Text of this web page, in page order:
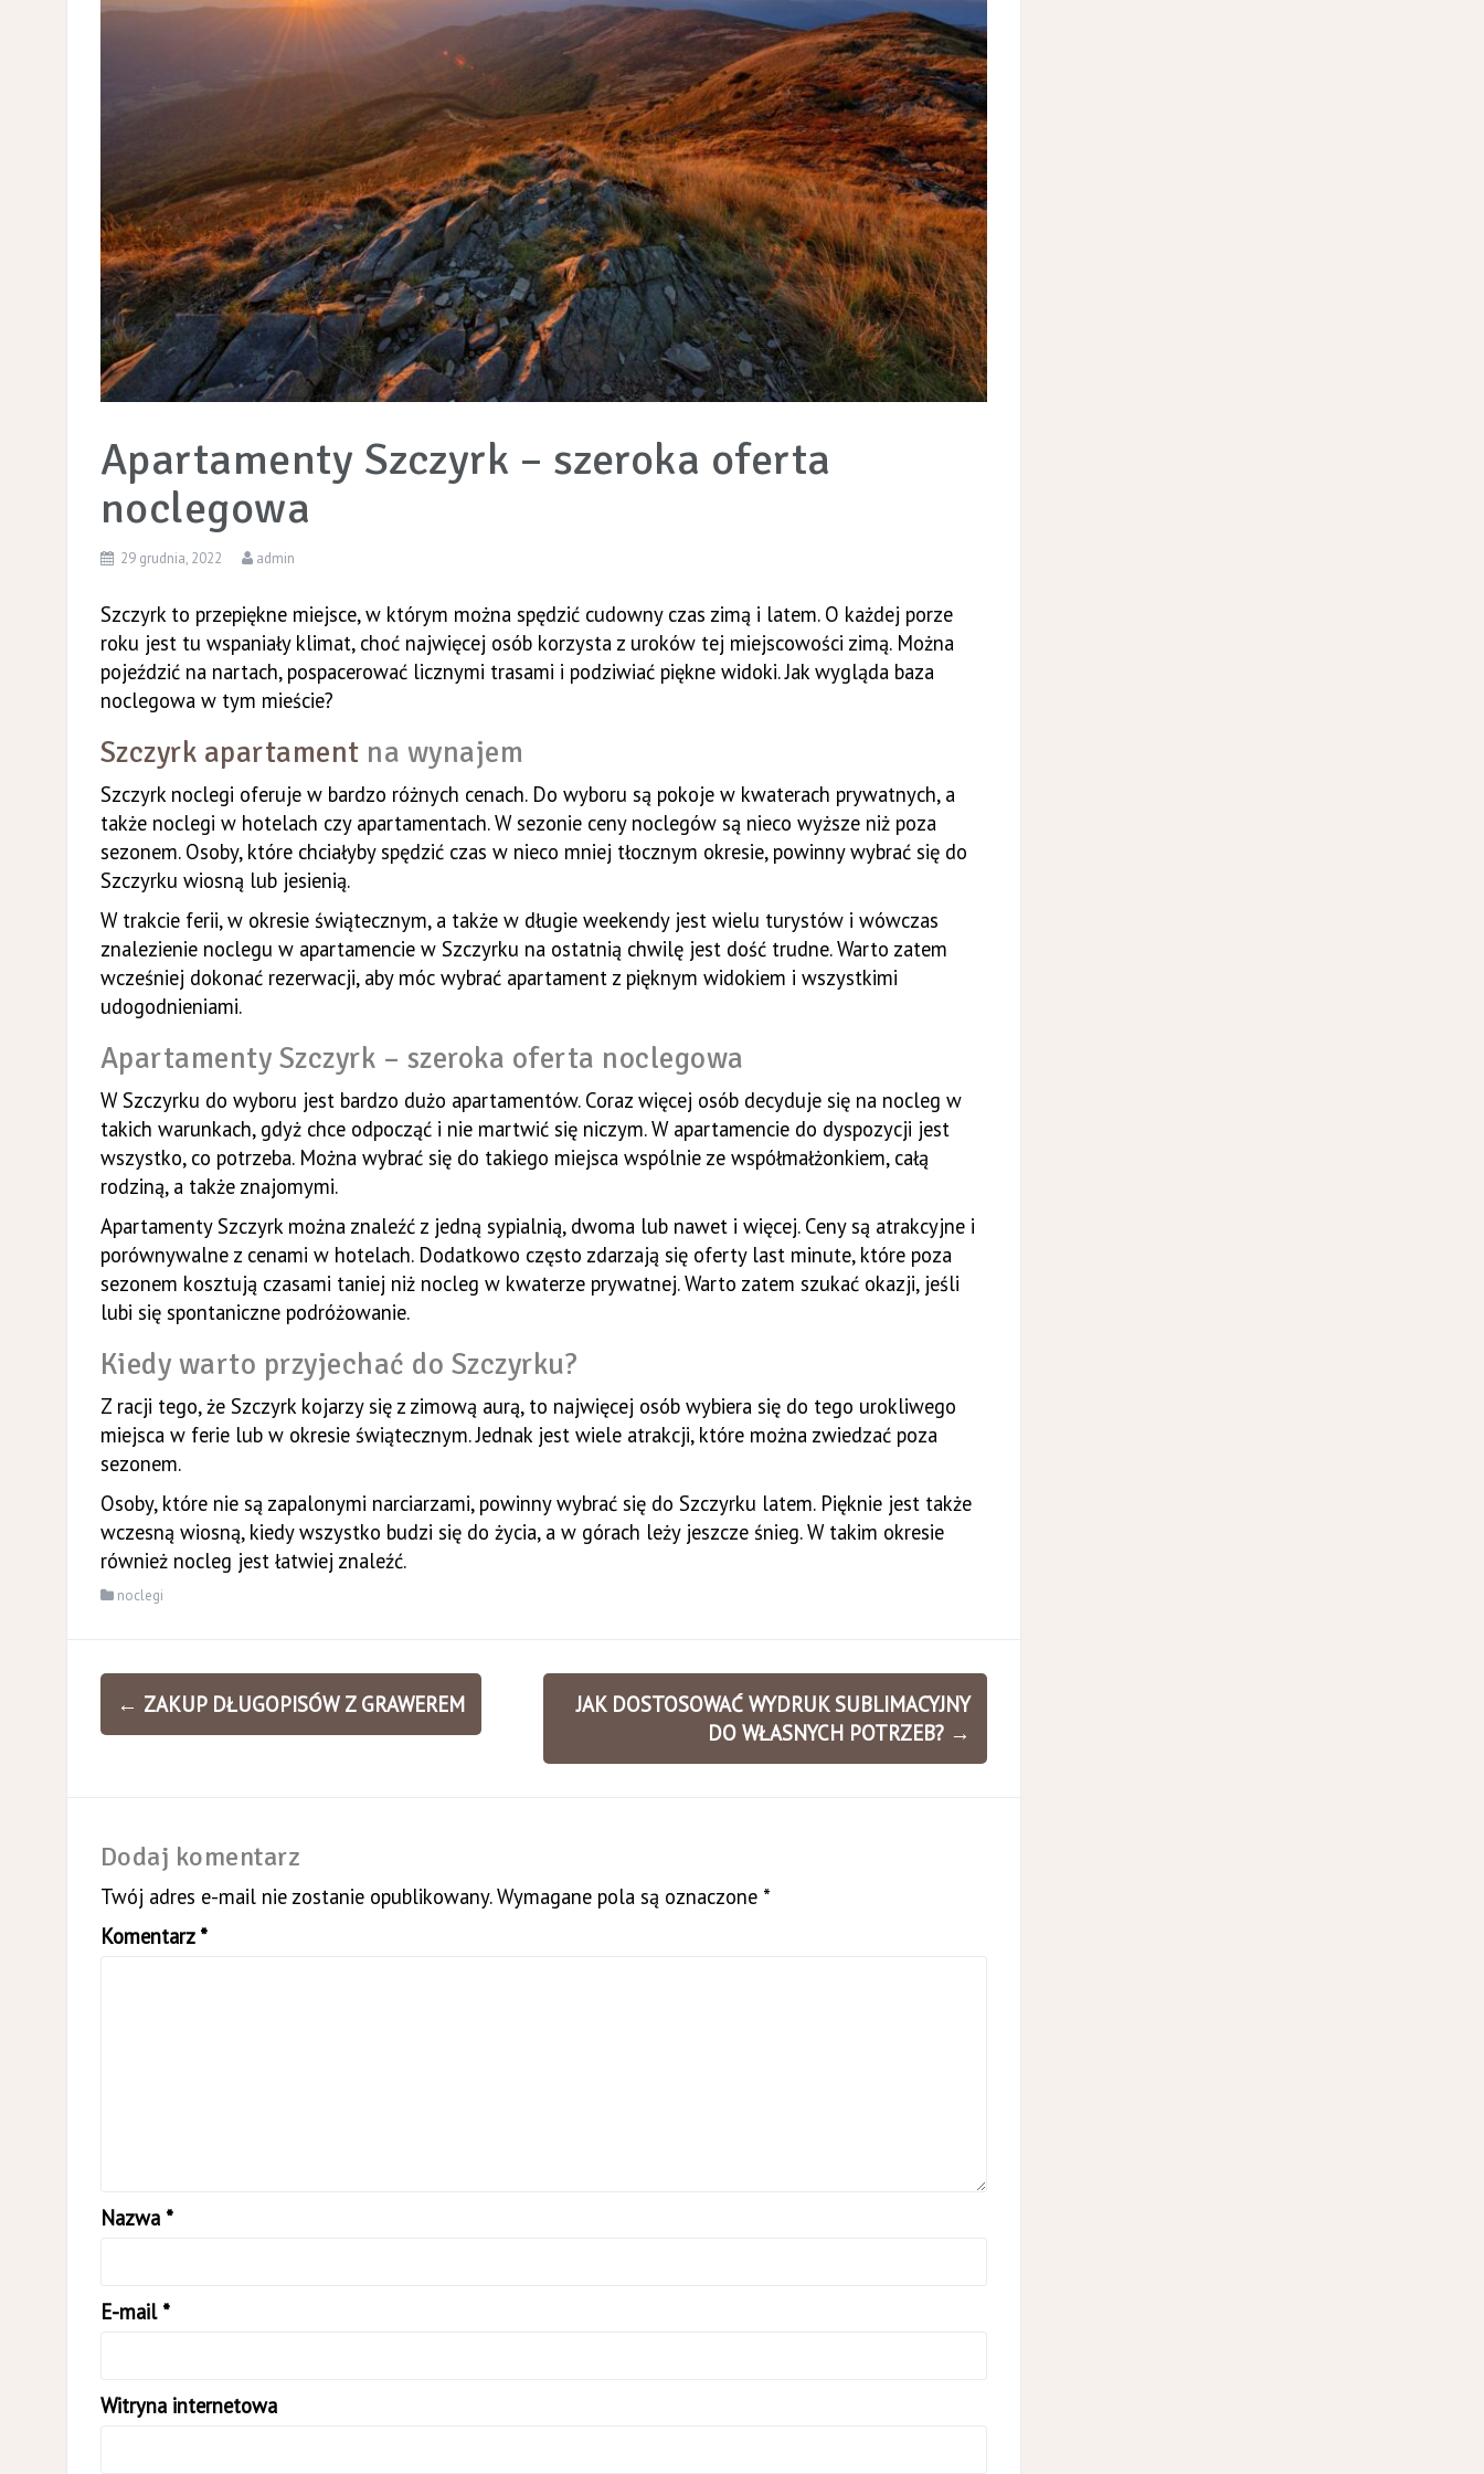
Apartamenty Szczyrk – szeroka oferta
noclegowa
29 grudnia, 2022 admin
Szczyrk to przepiękne miejsce, w którym można spędzić cudowny czas zimą i latem. O każdej porze
roku jest tu wspaniały klimat, choć najwięcej osób korzysta z uroków tej miejscowości zimą. Można
pojeździć na nartach, pospacerować licznymi trasami i podziwiać piękne widoki. Jak wygląda baza
noclegowa w tym mieście?
Szczyrk apartament na wynajem
Szczyrk noclegi oferuje w bardzo różnych cenach. Do wyboru są pokoje w kwaterach prywatnych, a
także noclegi w hotelach czy apartamentach. W sezonie ceny noclegów są nieco wyższe niż poza
sezonem. Osoby, które chciałyby spędzić czas w nieco mniej tłocznym okresie, powinny wybrać się do
Szczyrku wiosną lub jesienią.
W trakcie ferii, w okresie świątecznym, a także w długie weekendy jest wielu turystów i wówczas
znalezienie noclegu w apartamencie w Szczyrku na ostatnią chwilę jest dość trudne. Warto zatem
wcześniej dokonać rezerwacji, aby móc wybrać apartament z pięknym widokiem i wszystkimi
udogodnieniami.
Apartamenty Szczyrk – szeroka oferta noclegowa
W Szczyrku do wyboru jest bardzo dużo apartamentów. Coraz więcej osób decyduje się na nocleg w
takich warunkach, gdyż chce odpocząć i nie martwić się niczym. W apartamencie do dyspozycji jest
wszystko, co potrzeba. Można wybrać się do takiego miejsca wspólnie ze współmałżonkiem, całą
rodziną, a także znajomymi.
Apartamenty Szczyrk można znaleźć z jedną sypialnią, dwoma lub nawet i więcej. Ceny są atrakcyjne i
porównywalne z cenami w hotelach. Dodatkowo często zdarzają się oferty last minute, które poza
sezonem kosztują czasami taniej niż nocleg w kwaterze prywatnej. Warto zatem szukać okazji, jeśli
lubi się spontaniczne podróżowanie.
Kiedy warto przyjechać do Szczyrku?
Z racji tego, że Szczyrk kojarzy się z zimową aurą, to najwięcej osób wybiera się do tego urokliwego
miejsca w ferie lub w okresie świątecznym. Jednak jest wiele atrakcji, które można zwiedzać poza
sezonem.
Osoby, które nie są zapalonymi narciarzami, powinny wybrać się do Szczyrku latem. Pięknie jest także
wczesną wiosną, kiedy wszystko budzi się do życia, a w górach leży jeszcze śnieg. W takim okresie
również nocleg jest łatwiej znaleźć.
noclegi
Zobacz
wpisy
← ZAKUP DŁUGOPISÓW Z GRAWEREM
JAK DOSTOSOWAĆ WYDRUK SUBLIMACYJNY
DO WŁASNYCH POTRZEB? →
Dodaj komentarz
Twój adres e-mail nie zostanie opublikowany. Wymagane pola są oznaczone *
Komentarz *
Nazwa *
E-mail *
Witryna internetowa